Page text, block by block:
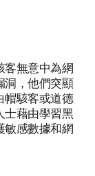
客無意中為網
洞，他們突顯
帽駭客或道德
士藉由學習黑
敏感數據和網